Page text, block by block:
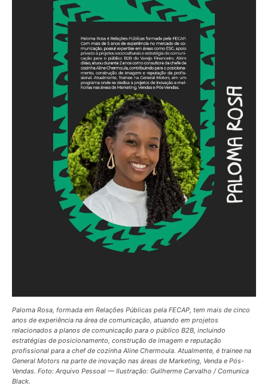
Paloma Rosa, formada em Relações Públicas pela FECAP, tem mais de cinco
anos de experiência na área de comunicação, atuando em projetos
relacionados a planos de comunicação para o público B2B, incluindo
estratégias de posicionamento, construção de imagem e reputação
profissional para a chef de cozinha Aline Chermoula. Atualmente, é trainee na
General Motors na parte de inovação nas áreas de Marketing, Venda e Pós-
Vendas. Foto: Arquivo Pessoal — Ilustração: Guilherme Carvalho / Comunica
Black.